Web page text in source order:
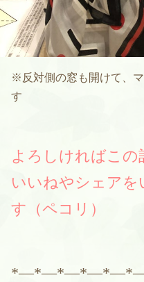
※反対側の窓も開けて、
す
よろしければこの
いいねやシェア
す（ペコリ）